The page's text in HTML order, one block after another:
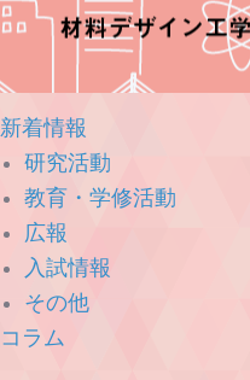
新着情報
研究活動
教育・学修活動
広報
入試情報
その他
コラム